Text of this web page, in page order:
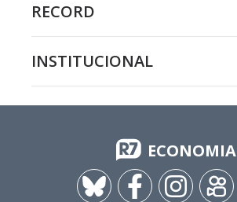
RECORD
INSTITUCIONAL
ECONOMIA